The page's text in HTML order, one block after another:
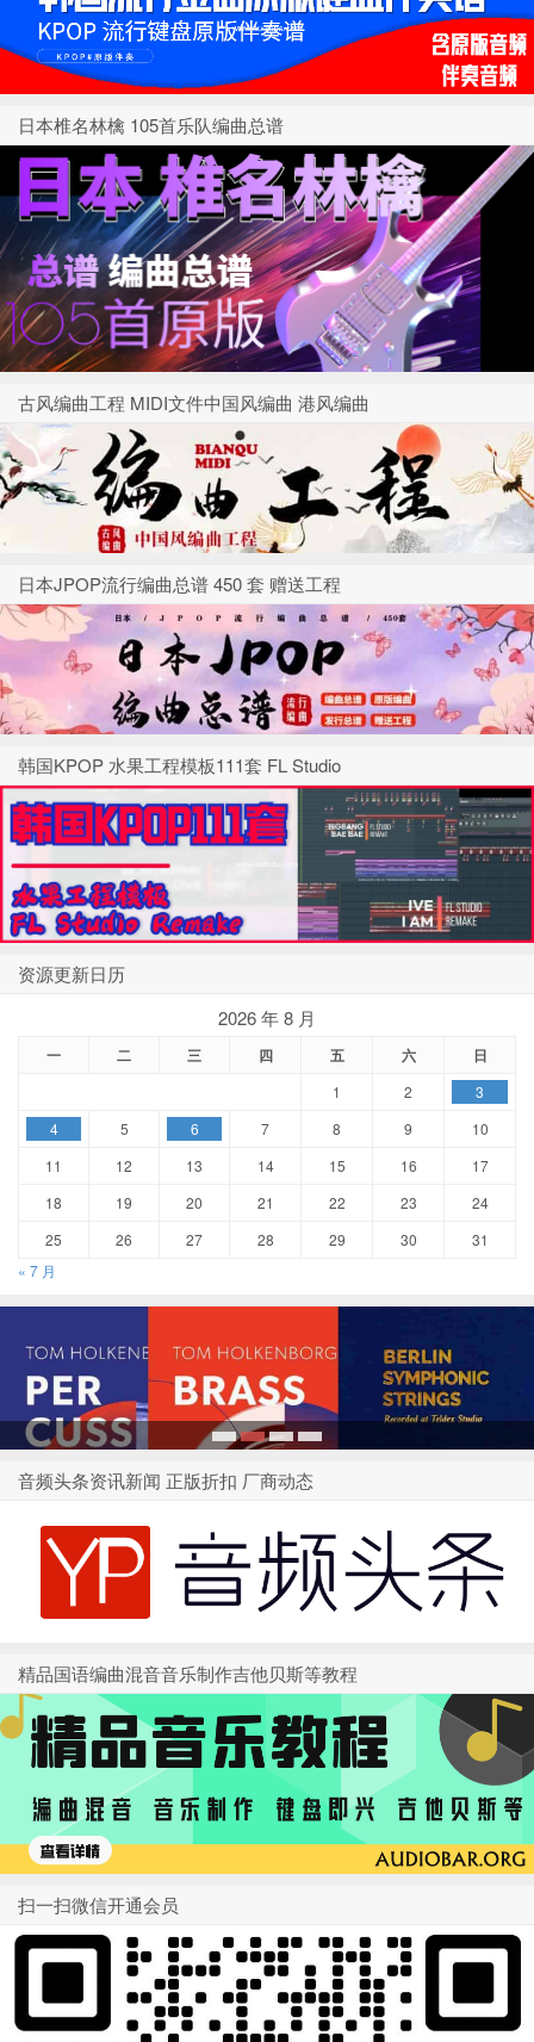
日本椎名林檎 105首乐队编曲总谱
古风编曲工程 MIDI文件中国风编曲 港风编曲
日本JPOP流行编曲总谱 450 套 赠送工程
韩国KPOP 水果工程模板111套 FL Studio
资源更新日历
2026 年 8 月
一 二 三 四 五 六 日
1 2
3
4
5 6 7 8 9
10
11
12 13 14 15 16
17
18
19 20 21 22 23
24
25
26 27 28 29 30
31
« 7 月
音频头条资讯新闻 正版折扣 厂商动态
精品国语编曲混音音乐制作吉他贝斯等教程
扫一扫微信开通会员